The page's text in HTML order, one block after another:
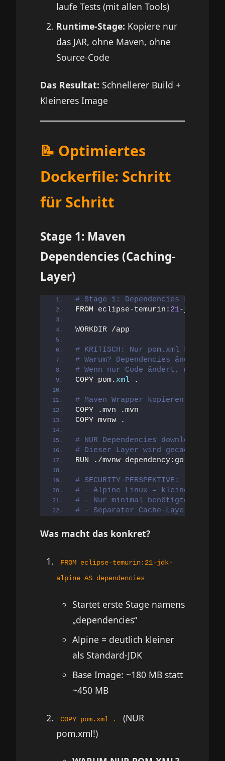
laufe Tests (mit allen Tools)
Runtime-Stage: Kopiere nur
das JAR, ohne Maven, ohne
Source-Code
Das Resultat: Schnellerer Build +
Kleineres Image
📝 Optimiertes
Dockerfile: Schritt
für Schritt
Stage 1: Maven
Dependencies (Caching-
Layer)
# Stage 1: Dependencies Layer
FROM eclipse-temurin: 21-jdk-
WORKDIR /app
# KRITISCH: Nur pom.xml kopieren!
# Warum? Dependencies ändern
# Wenn nur Code ändert, wird
COPY pom. xml .
# Maven Wrapper kopieren
COPY .mvn .mvn
COPY mvnw .
# NUR Dependencies downloaden
# Dieser Layer wird gecacht bis
RUN ./mvnw dependency:go-offline
# SECURITY-PERSPEKTIVE:
# - Alpine Linux = kleinere
# - Nur minimal benötigte
# - Separater Cache-Layer =
Was macht das konkret?
FROM eclipse-temurin:21-jdk-
alpine AS dependencies
Startet erste Stage namens
„dependencies“
Alpine = deutlich kleiner
als Standard-JDK
Base Image: ~180 MB statt
~450 MB
COPY pom.xml .
(NUR
pom.xml!)